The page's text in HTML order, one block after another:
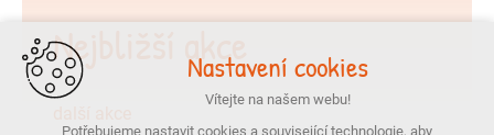
Nejbližší akceNastavení cookies
Vítejte na našem webu!
Potřebujeme nastavit cookies a související technologie, aby